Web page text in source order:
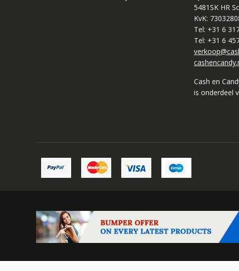
5481SK HR
KvK:
Tel: +31 6
Tel: +31 6
Cash en
is onderdeel